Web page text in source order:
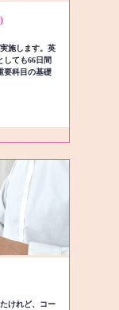
施します。英
しても66日間
要科目の基礎
けれど、コー